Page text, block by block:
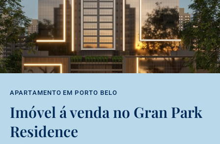
APARTAMENTO EM PORTO BELO
Imóvel á venda no Gran Park
Residence